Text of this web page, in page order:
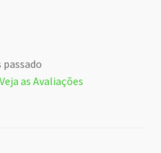
passado
Veja as Avaliações